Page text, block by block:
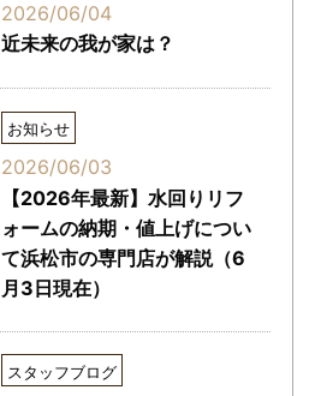
2026/06/04
近未来の我が家は？
お知らせ
2026/06/03
【2026年最新】水回りリフ
ォームの納期・値上げについ
て浜松市の専門店が解説（6
月3日現在）
スタッフブログ